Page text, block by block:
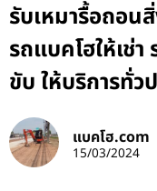
รับเหมารื้อถอน
รถแบคโฮให้เช่
ขับ ให้บริการทั่ว
แบคโฮ.com
15/03/2024